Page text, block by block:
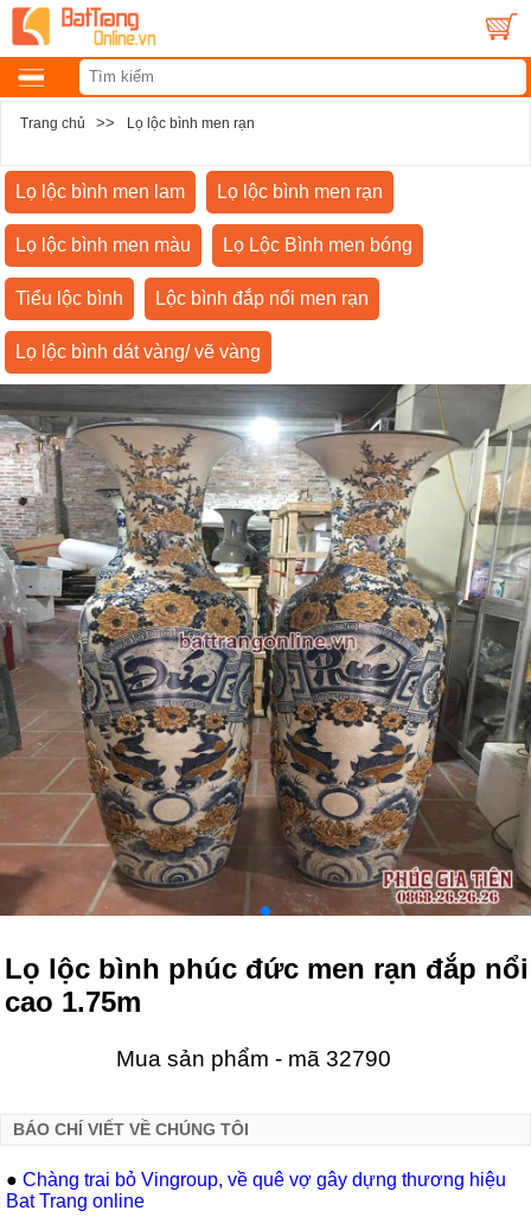
Trang chủ >> Lọ lộc bình men rạn
Lọ lộc bình men lam Lọ lộc bình men rạn
Lọ lộc bình men màu Lọ Lộc Bình men bóng
Tiểu lộc bình Lộc bình đắp nổi men rạn
Lọ lộc bình dát vàng/ vẽ vàng
Lọ lộc bình phúc đức men rạn đắp nổi
cao 1.75m
Mua sản phẩm - mã 32790
BÁO CHÍ VIẾT VỀ CHÚNG TÔI
● Chàng trai bỏ Vingroup, về quê vợ gây dựng thương hiệu
Bat Trang online